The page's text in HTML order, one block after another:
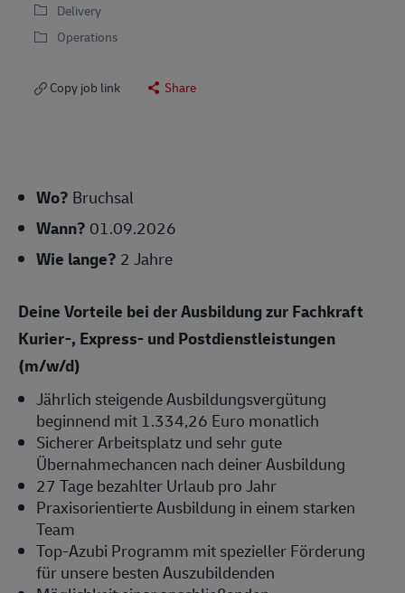
Delivery
Operations
Copy job link Share
Wo? Bruchsal
Wann? 01.09.2026
Wie lange? 2 Jahre
Deine Vorteile bei der Ausbildung zur Fachkraft
Kurier-, Express- und Postdienstleistungen
(m/w/d)
Jährlich steigende Ausbildungsvergütung
beginnend mit 1.334,26 Euro monatlich
Sicherer Arbeitsplatz und sehr gute
Übernahmechancen nach deiner Ausbildung
27 Tage bezahlter Urlaub pro Jahr
Praxisorientierte Ausbildung in einem starken
Team
Top-Azubi Programm mit spezieller Förderung
für unsere besten Auszubildenden